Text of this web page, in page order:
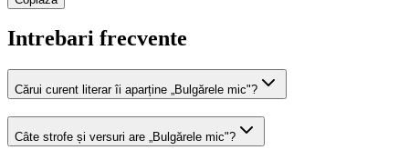
Intrebari frecvente
Cărui curent literar îi aparține „Bulgărele mic"?
Câte strofe și versuri are „Bulgărele mic"?